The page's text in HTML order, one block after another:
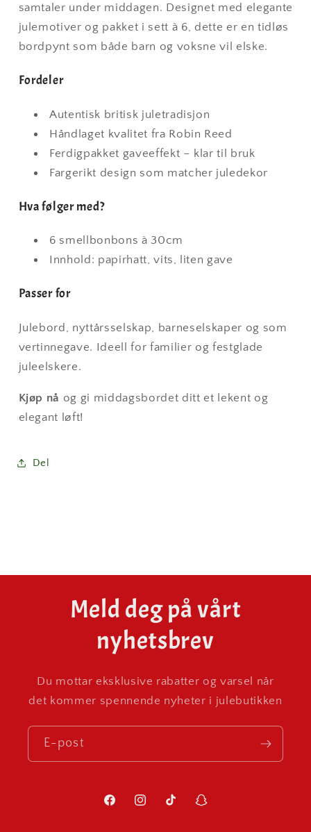
samtaler under middagen. Designet med elegante
julemotiver og pakket i sett à 6, dette er en tidløs
bordpynt som både barn og voksne vil elske.
Fordeler
Autentisk britisk juletradisjon
Håndlaget kvalitet fra Robin Reed
Ferdigpakket gaveeffekt – klar til bruk
Fargerikt design som matcher juledekor
Hva følger med?
6 smellbonbons à 30cm
Innhold: papirhatt, vits, liten gave
Passer for
Julebord, nyttårsselskap, barneselskaper og som
vertinnegave. Ideell for familier og festglade
juleelskere.
Kjøp nå og gi middagsbordet ditt et lekent og
elegant løft!
Del
Meld deg på vårt
nyhetsbrev
Du mottar eksklusive rabatter og varsel når
det kommer spennende nyheter i julebutikken
E-post
FacebookInstagramTikTok Snapchat